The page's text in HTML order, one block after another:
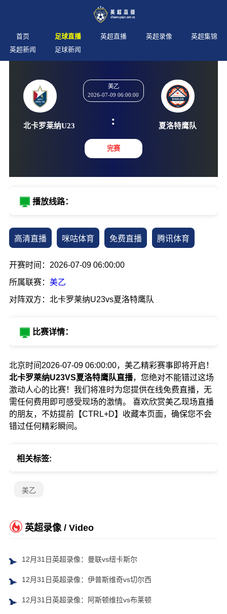
首页 足球直播 英超直播 英超录像
英超集锦
英超新闻
足球新闻
北卡罗莱纳U23 :
播放线路：
高清直播 咪咕体育 免费直播 腾讯体育
开赛时间：2026-07-09 06:00:00
所属联赛： 美乙
对阵双方：北卡罗莱纳U23vs夏洛特鹰队
比赛详情：
北京时间2026-07-09 06:00:00，美乙精彩赛事即将开启！
北卡罗莱纳U23VS夏洛特鹰队直播，您绝对不能错过这场
激动人心的比赛！我们将准时为您提供在线免费直播，无
需任何费用即可感受现场的激情。 喜欢欣赏美乙现场直播
的朋友，不妨提前【CTRL+D】收藏本页面，确保您不会
错过任何精彩瞬间。
相关标签:
美乙
英超录像 / Video
12月31日英超录像：曼联vs纽卡斯尔
12月31日英超录像：伊普斯维奇vs切尔西
12月31日英超录像：阿斯顿维拉vs布莱顿